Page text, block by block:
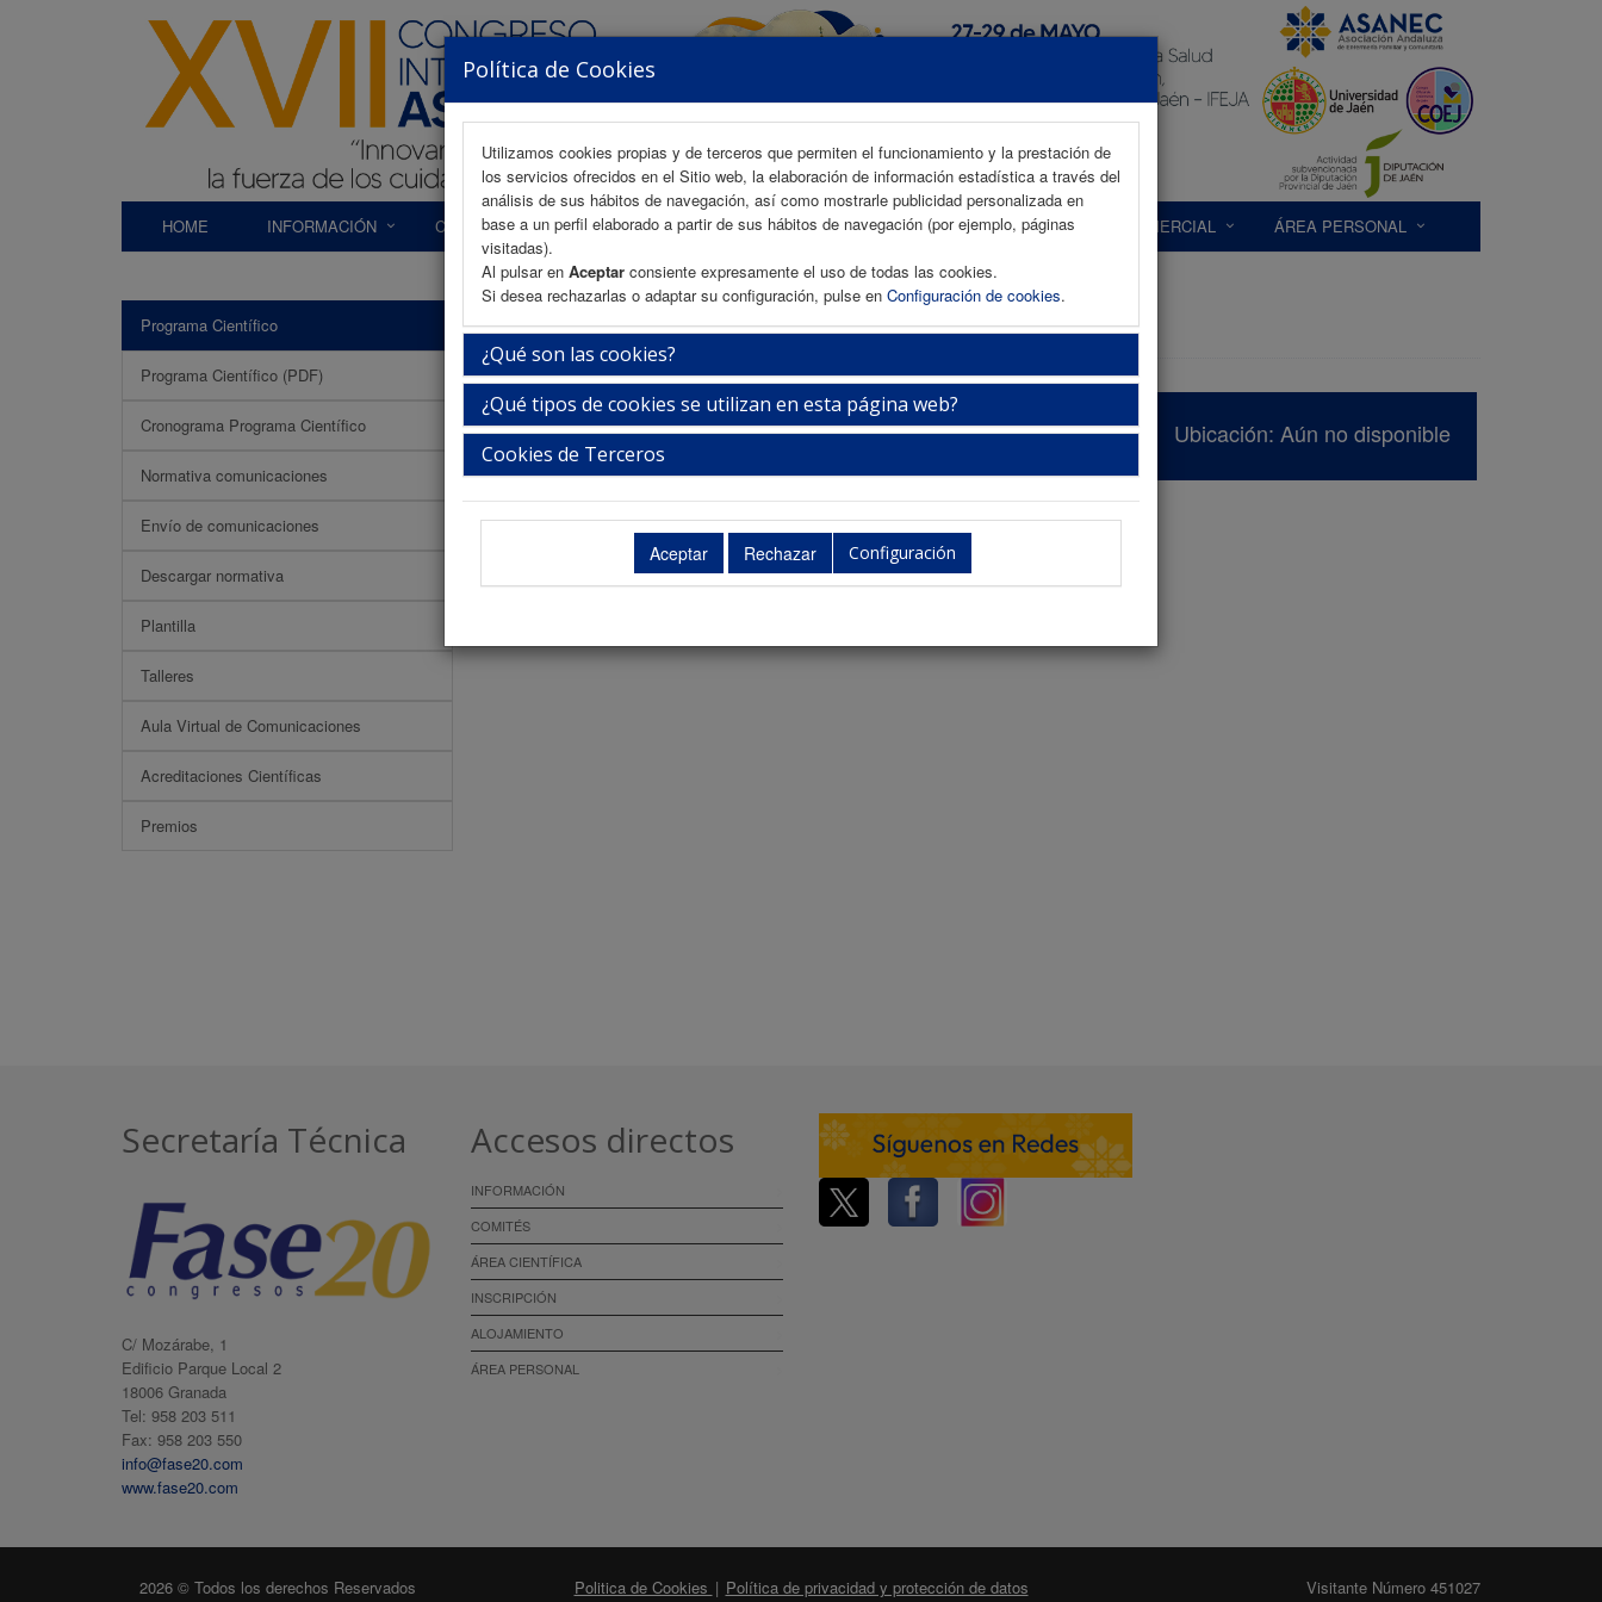
Política de Cookies
Utilizamos cookies propias y de terceros que permiten el funcionamiento y la prestación de
los servicios ofrecidos en el Sitio web, la elaboración de información estadística a través del
análisis de sus hábitos de navegación, así como mostrarle publicidad personalizada en
base a un perfil elaborado a partir de sus hábitos de navegación (por ejemplo, páginas
visitadas).
Al pulsar en Aceptar consiente expresamente el uso de todas las cookies.
Si desea rechazarlas o adaptar su configuración, pulse en Configuración de cookies.
¿Qué son las cookies?
¿Qué tipos de cookies se utilizan en esta página web?
Cookies de Terceros
Configuración
HOME INFORMACIÓN COMITÉS AREA CIENTÍFICA INSCRIPCIÓN ALOJAMIENTO EXP. COMERCIAL ÁREA PERSONAL
Programa Científico
Programa Científico (PDF)
Cronograma Programa Científico
Normativa comunicaciones
Envío de comunicaciones
Descargar normativa
Plantilla
Talleres
Aula Virtual de Comunicaciones
Acreditaciones Científicas
Premios
Pausa Café
Jueves 28 de mayo 17:30-18:00h. Ubicación: Aún no disponible
Secretaría Técnica
C/ Mozárabe, 1
Edificio Parque Local 2
18006 Granada
Tel: 958 203 511
Fax: 958 203 550
info@fase20.com
www.fase20.com
Accesos directos
INFORMACIÓN
COMITÉS
ÁREA CIENTÍFICA
INSCRIPCIÓN
ALOJAMIENTO
ÁREA PERSONAL
2026 © Todos los derechos Reservados Politica de Cookies | Política de privacidad y protección de datos Visitante Número 451027